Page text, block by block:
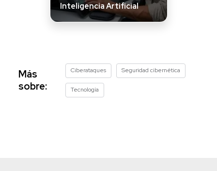
Inteligencia Artificial
Más
sobre:
Ciberataques Seguridad cibernética
Tecnología